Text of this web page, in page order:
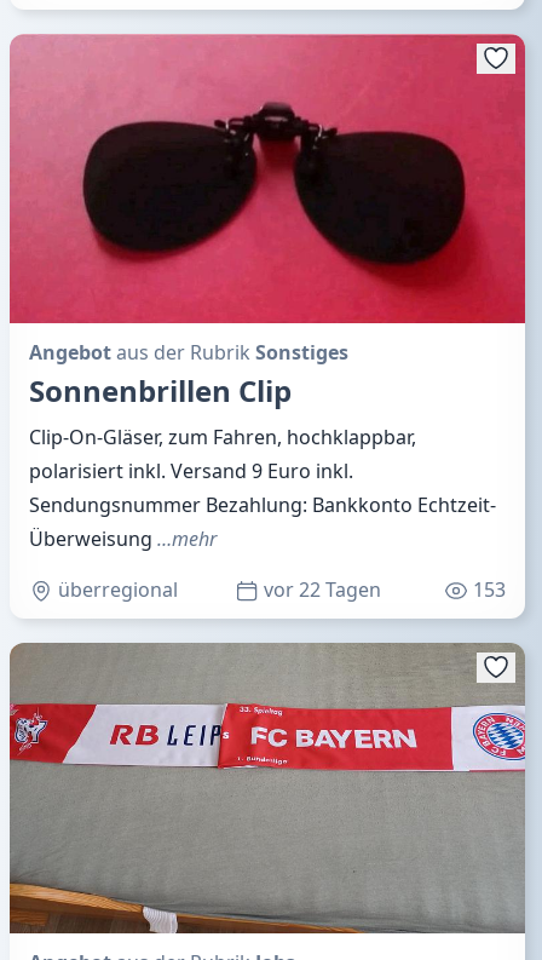
Angebotaus der Rubrik Sonstiges
Sonnenbrillen Clip
Clip-On-Gläser, zum Fahren, hochklappbar,
polarisiert inkl. Versand 9 Euro inkl.
Sendungsnummer Bezahlung: Bankkonto Echtzeit-
Überweisung …mehr
überregional
vor 22 Tagen 153